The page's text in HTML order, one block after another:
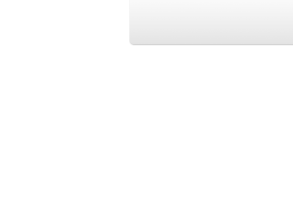
Шляпные коробочки производим